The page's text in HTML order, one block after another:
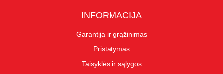
INFORMACIJA
Garantija ir grąžinimas
Pristatymas
Taisyklės ir sąlygos